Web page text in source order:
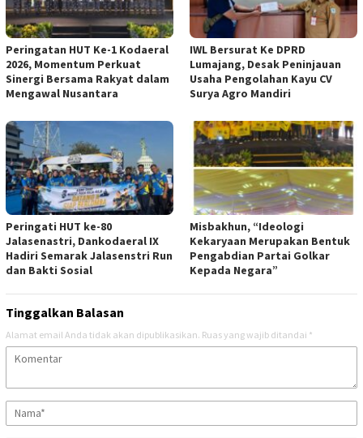
Peringatan HUT Ke-1 Kodaeral
2026, Momentum Perkuat
Sinergi Bersama Rakyat dalam
Mengawal Nusantara
IWL Bersurat Ke DPRD
Lumajang, Desak Peninjauan
Usaha Pengolahan Kayu CV
Surya Agro Mandiri
Peringati HUT ke-80
Jalasenastri, Dankodaeral IX
Hadiri Semarak Jalasenstri Run
dan Bakti Sosial
Misbakhun, “Ideologi
Kekaryaan Merupakan Bentuk
Pengabdian Partai Golkar
Kepada Negara”
Tinggalkan Balasan
Alamat email Anda tidak akan dipublikasikan. Ruas yang wajib ditandai *